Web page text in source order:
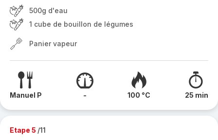
500g d'eau
1 cube de bouillon de légumes
Panier vapeur
Manuel P - 100 °C 25 min
Etape 5 /11